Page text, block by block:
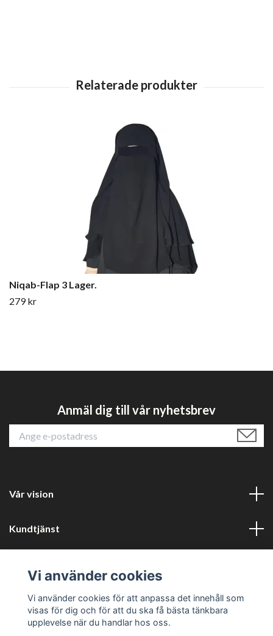
Niqab-Flap 3 Lager.
279 kr
Anmäl dig till vår nyhetsbrev
Vår vision
Kundtjänst
Sociala medier
Vi använder cookies
Vi använder cookies för att anpassa det innehåll som
visas för dig och för att du ska få bästa tänkbara
upplevelse när du handlar hos oss.